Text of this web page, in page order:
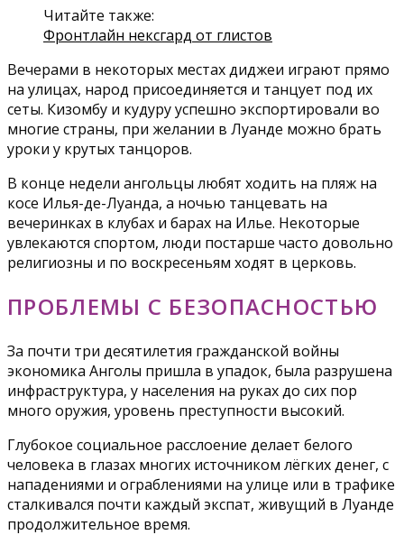
Читайте также:
Фронтлайн нексгард от глистов
Вечерами в некоторых местах диджеи играют прямо
на улицах, народ присоединяется и танцует под их
сеты. Кизомбу и кудуру успешно экспортировали во
многие страны, при желании в Луанде можно брать
уроки у крутых танцоров.
В конце недели ангольцы любят ходить на пляж на
косе Илья-де-Луанда, а ночью танцевать на
вечеринках в клубах и барах на Илье. Некоторые
увлекаются спортом, люди постарше часто довольно
религиозны и по воскресеньям ходят в церковь.
ПРОБЛЕМЫ С БЕЗОПАСНОСТЬЮ
За почти три десятилетия гражданской войны
экономика Анголы пришла в упадок, была разрушена
инфраструктура, у населения на руках до сих пор
много оружия, уровень преступности высокий.
Глубокое социальное расслоение делает белого
человека в глазах многих источником лёгких денег, с
нападениями и ограблениями на улице или в трафике
сталкивался почти каждый экспат, живущий в Луанде
продолжительное время.